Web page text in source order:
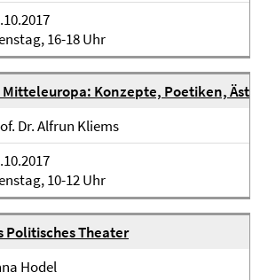
16-18 Uhr
Konzepte, Poetiken,
Dr. Alfrun Kliems
10-12 Uhr
Politisches Theater
Hodel